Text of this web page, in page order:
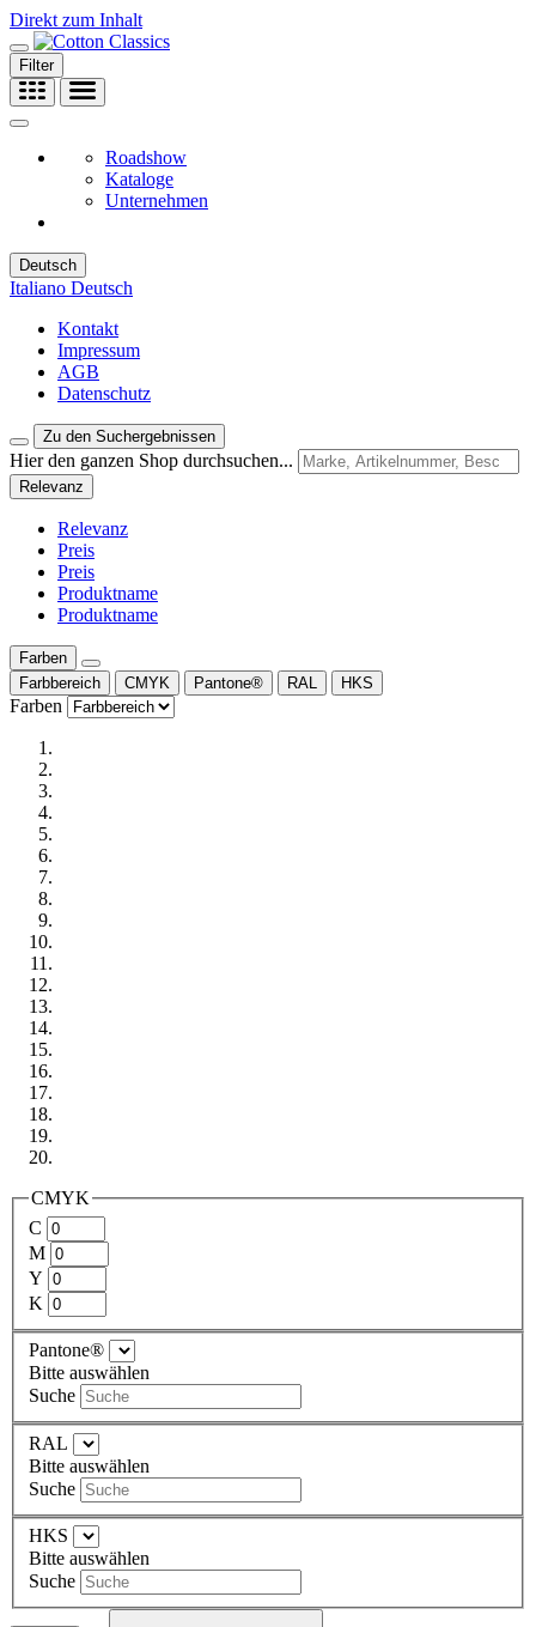
Direkt zum Inhalt
Filter
Roadshow
Kataloge
Unternehmen
Deutsch
Italiano Deutsch
Kontakt
Impressum
AGB
Datenschutz
Zu den Suchergebnissen
Hier den ganzen Shop durchsuchen...
Relevanz
Relevanz
Preis
Preis
Produktname
Produktname
Farben
Farbbereich
CMYK Pantone® RAL HKS
Farben
CMYK
C
M
Y
K
Pantone®
Bitte auswählen
Suche
RAL
Bitte auswählen
Suche
HKS
Bitte auswählen
Suche